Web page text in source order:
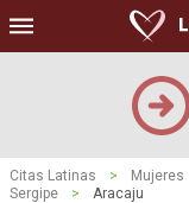
Citas Latinas > Mujeres
Sergipe
> Aracaju